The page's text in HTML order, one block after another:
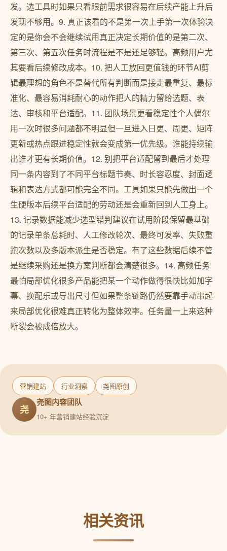
发。选工具时如果只看眼前需求很容易在后续产能上升后
发现不够用。9. 真正该看的不是第一次上手第一次体验决
定的是你会不会继续试用真正决定长期价值的是第二次、
第三次、第五次任务时流程是不是还足够轻。高频用户尤
其要看后续修改成本。10. 把人工放回更值钱的环节AI剪
辑最理想的角色不是替代所有判断而是接走最重复、最标
准化、最容易消耗耐心的动作把人的精力留给选题、表
达、审核和平台适配。11. 团队场景更看稳定性个人偶尔
用一次时很多问题都不明显但一旦进入日更、周更、矩阵
更新或热点跟进稳定性就会变成第一优先级。谁能持续输
出谁才更有长期价值。12. 别把平台适配留到最后才处理
同一条内容到了不同平台标题节奏、时长容忍度、封面逻
辑和表达方式都可能完全不同。工具如果只能先做出一个
生硬版本后续平台适配的劳动还是会重新回到人工身上。
13. 记录数据能减少选型错判建议在试用阶段保留最基础
的记录单条总耗时、人工修改轮次、最终可发率、失败重
跑次数以及多版本派生是否稳定。有了这些数据后续不管
是继续采购还是换方案判断都会清楚很多。14. 高频任务
最怕局部优化很多产品能把某一个动作做得很快比如加字
幕、换配乐或导出尺寸但如果整条链路仍然要靠手动串起
来局部优化很难真正转化为整体效率。任务量一上来这种
断裂会被成倍放大。
营销建站 行业洞察 尧图原创
尧
尧图内容团队
10+ 年营销建站经验沉淀
相关资讯